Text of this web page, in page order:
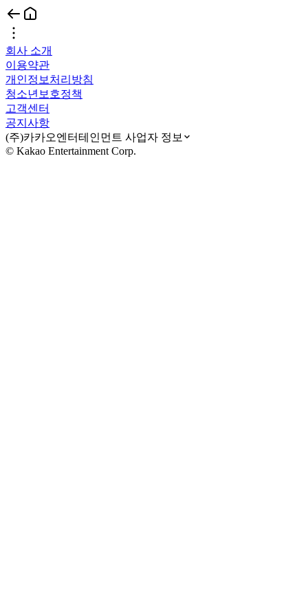
회사 소개
이용약관
개인정보처리방침
청소년보호정책
고객센터
공지사항
(주)카카오엔터테인먼트 사업자 정보
© Kakao Entertainment Corp.